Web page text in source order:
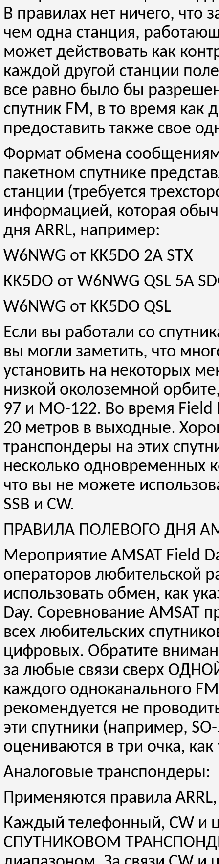
В правилах нет ничего, что
чем одна станция,
может действовать как
каждой другой станции
все равно было бы
спутник FM, в то время как
предоставить также свое
Формат обмена
пакетном спутнике
станции (требуется
информацией, которая
дня ARRL, например:
W6NWG от KK5DO 2A STX
KK5DO от W6NWG QSL 5A
W6NWG от KK5DO QSL
Если вы работали со
вы могли заметить, что
установить на некоторых
низкой околоземной
97 и MO-122. Во время
20 метров в выходные.
транспондеры на этих
несколько одновременных
что вы не можете
SSB и CW.
ПРАВИЛА ПОЛЕВОГО ДНЯ
Мероприятие AMSAT Field
операторов любительской
использовать обмен, как
Day. Соревнование AMSAT
всех любительских
цифровых. Обратите
за любые связи сверх
каждого одноканального
рекомендуется не
эти спутники (например,
оцениваются в три очка,
Аналоговые транспондеры:
Применяются правила
Каждый телефонный, CW
СПУТНИКОВОМ